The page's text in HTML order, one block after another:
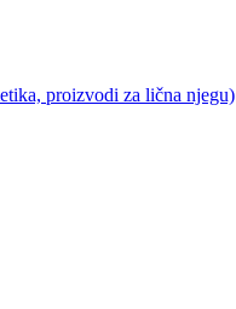
proizvodi za lična njegu)